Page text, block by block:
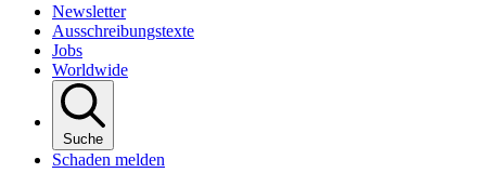
Newsletter
Ausschreibungstexte
Jobs
Worldwide
Suche
Schaden melden